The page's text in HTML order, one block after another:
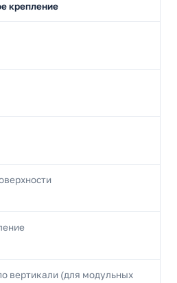
крепление
вертикали (для модульных